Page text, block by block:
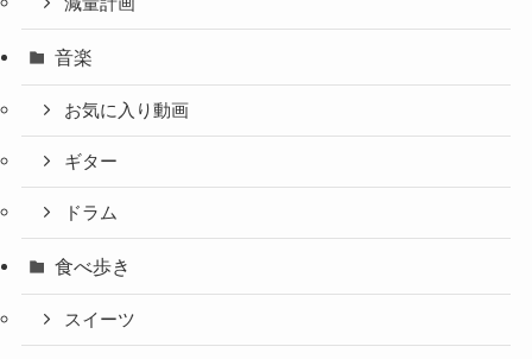
減量計画
音楽
お気に入り動画
ギター
ドラム
食べ歩き
スイーツ